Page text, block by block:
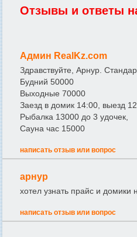
Отзывы и ответы
Админ RealKz.com
Здравствуйте, Арнур.
Будний 50000
Выходные 70000
Заезд в домик 14:00, выезд
Рыбалка 13000 до 3 удочек,
Сауна час 15000
написать отзыв или вопрос
арнур
хотел узнать прайс и
написать отзыв или вопрос